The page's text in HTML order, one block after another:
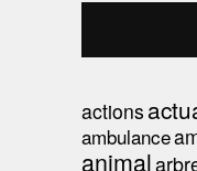
actions
ambulance
animal